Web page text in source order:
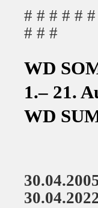
# # # # #
# # #
WD
1.– 21.
WD